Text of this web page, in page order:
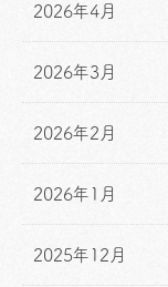
2026年4月
2026年3月
2026年2月
2026年1月
2025年12月